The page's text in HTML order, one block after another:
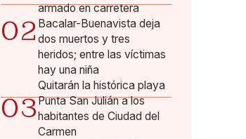
02
armado en carretera
Bacalar-Buenavista deja
dos muertos y tres
heridos; entre las víctimas
hay una niña
03
Quitarán la histórica playa
Punta San Julián a los
habitantes de Ciudad del
Carmen